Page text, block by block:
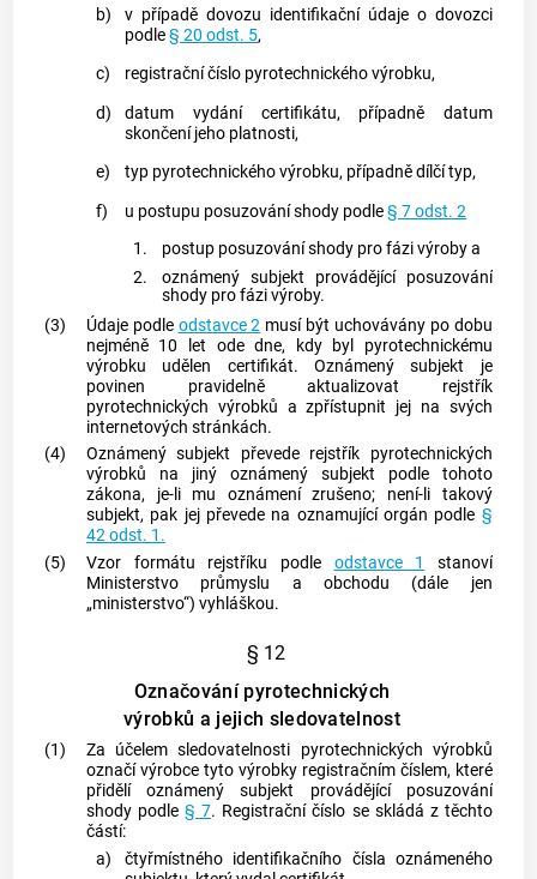
b) v případě dovozu identifikační údaje o dovozci
podle§ 20 odst. 5,
c)
registrační číslo pyrotechnického výrobku,
d)
datum vydání certifikátu, případně datum
skončení jeho platnosti,
e)
typ pyrotechnického výrobku, případně dílčí typ,
f)
u postupu posuzování shody podle§ 7 odst. 2
1.
postup posuzování shody pro fázi výroby a
2.
oznámený subjekt provádějící posuzování
shody pro fázi výroby.
(3)
Údaje podle odstavce 2 musí být uchovávány po dobu
nejméně 10 let ode dne, kdy byl pyrotechnickému
výrobku udělen certifikát.Oznámený subjekt je
povinen pravidelně aktualizovat rejstřík
pyrotechnických výrobků a zpřístupnit jej na svých
internetových stránkách.
(4)
Oznámený subjekt převede rejstřík pyrotechnických
výrobků na jiný oznámený subjekt podle tohoto
zákona, je-li mu oznámení zrušeno; není-li takový
subjekt, pak jej převede na oznamující orgán podle §
42 odst. 1.
(5)
Vzor formátu rejstříku podle odstavce 1
stanoví
Ministerstvo průmyslu a obchodu (dále jen
„ministerstvo“) vyhláškou.
§ 12
Označování pyrotechnických
výrobků a jejich sledovatelnost
(1) Za účelem sledovatelnosti pyrotechnických výrobků
označívýrobcetyto výrobky registračním číslem, které
přidělíoznámený subjekt provádějící posuzování
shody podle§ 7. Registrační číslo se skládá z těchto
částí:
a)
čtyřmístného identifikačního čísla oznámeného